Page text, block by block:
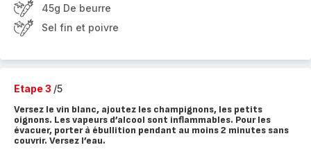
45g De beurre
Sel fin et poivre
Etape 3 /5
Versez le vin blanc, ajoutez les champignons, les petits
oignons. Les vapeurs d’alcool sont inflammables. Pour les
évacuer, porter à ébullition pendant au moins 2 minutes sans
couvrir. Versez l’eau.